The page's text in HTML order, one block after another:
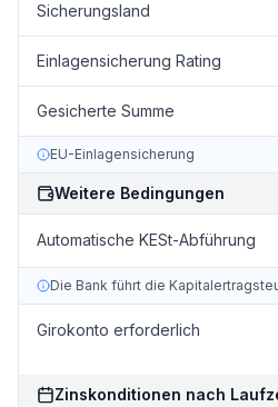
Sicherungsland
Einlagensicherung Rating
Gesicherte Summe
EU-Einlagensicherung
Weitere Bedingungen
Automatische KESt-Abführung
Die Bank führt die
Girokonto erforderlich
Zinskonditionen nach